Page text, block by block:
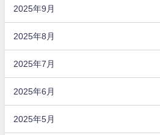
2025年9月
2025年8月
2025年7月
2025年6月
2025年5月